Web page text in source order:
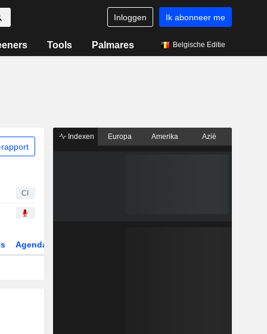
Inloggen Ik abonneer me
Tools Palmares Belgische Editie
CI
Agenda
Indexen Europa Amerika Azië